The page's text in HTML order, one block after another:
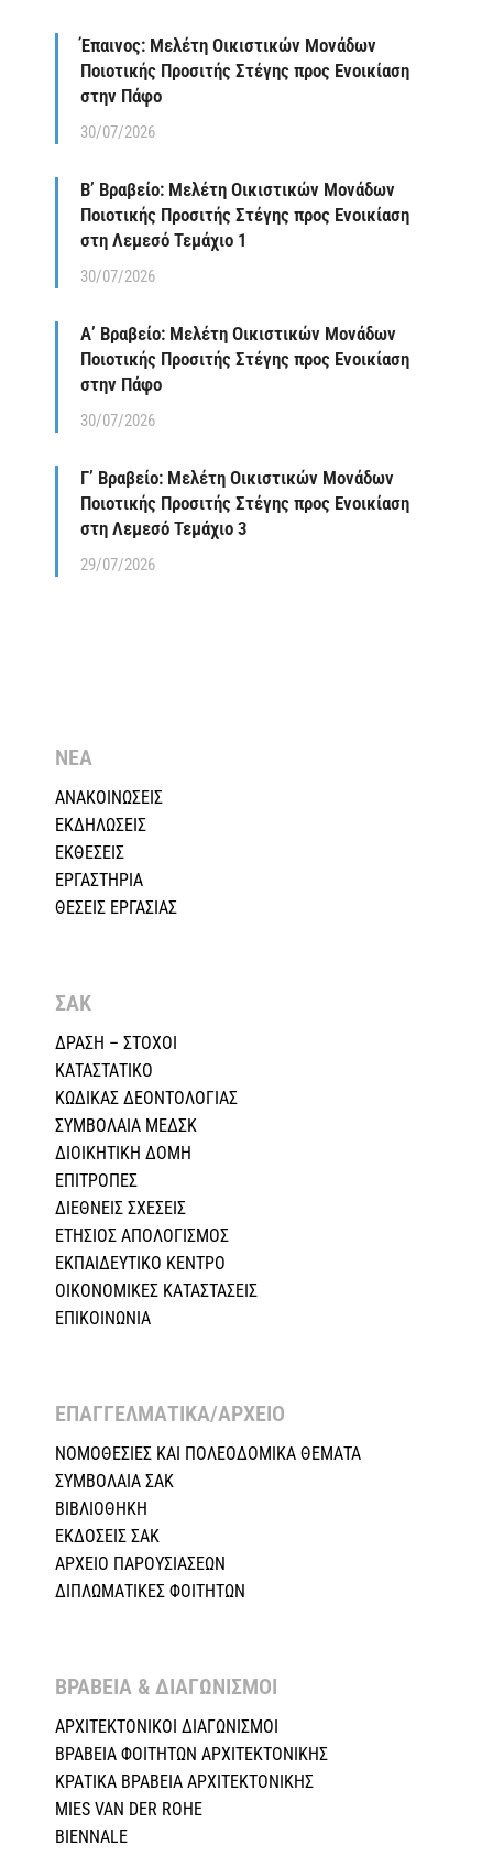
Έπαινος: Μελέτη Οικιστικών Μονάδων
Ποιοτικής Προσιτής Στέγης προς Ενοικίαση
στην Πάφο
30/07/2026
Β’ Βραβείο: Μελέτη Οικιστικών Μονάδων
Ποιοτικής Προσιτής Στέγης προς Ενοικίαση
στη Λεμεσό Τεμάχιο 1
30/07/2026
Α’ Βραβείο: Μελέτη Οικιστικών Μονάδων
Ποιοτικής Προσιτής Στέγης προς Ενοικίαση
στην Πάφο
30/07/2026
Γ’ Βραβείο: Μελέτη Οικιστικών Μονάδων
Ποιοτικής Προσιτής Στέγης προς Ενοικίαση
στη Λεμεσό Τεμάχιο 3
29/07/2026
ΝΕΑ
ΑΝΑΚΟΙΝΩΣΕΙΣ
ΕΚΔΗΛΩΣΕΙΣ
ΕΚΘΕΣΕΙΣ
ΕΡΓΑΣΤΗΡΙΑ
ΘΕΣΕΙΣ ΕΡΓΑΣΙΑΣ
ΣΑΚ
ΔΡΑΣΗ – ΣΤΟΧΟΙ
ΚΑΤΑΣΤΑΤΙΚΟ
ΚΩΔΙΚΑΣ ΔΕΟΝΤΟΛΟΓΙΑΣ
ΣΥΜΒΟΛΑΙΑ ΜΕΔΣΚ
ΔΙΟΙΚΗΤΙΚΗ ΔΟΜΗ
ΕΠΙΤΡΟΠΕΣ
ΔΙΕΘΝΕΙΣ ΣΧΕΣEIΣ
ΕΤΗΣΙΟΣ ΑΠΟΛΟΓΙΣΜΟΣ
ΕΚΠΑΙΔΕΥΤΙΚΟ ΚΕΝΤΡΟ
ΟΙΚΟΝΟΜΙΚΕΣ ΚΑΤΑΣΤΑΣΕΙΣ
ΕΠΙΚΟΙΝΩΝΙΑ
ΕΠΑΓΓΕΛΜΑΤΙΚΑ/ΑΡΧΕΙΟ ​
ΝΟΜΟΘΕΣΙΕΣ KAI ΠΟΛΕΟΔΟΜΙΚΑ ΘΕΜΑΤΑ
ΣΥΜΒΟΛΑΙΑ ΣΑΚ
ΒΙΒΛΙΟΘΗΚΗ
ΕΚΔΟΣΕΙΣ ΣΑΚ
ΑΡΧΕΙΟ ΠΑΡΟΥΣΙΑΣΕΩΝ
ΔΙΠΛΩΜΑΤΙΚΕΣ ΦΟΙΤΗΤΩΝ
ΒΡΑΒΕΙΑ & ΔΙΑΓΩΝΙΣΜΟΙ ​
ΑΡΧΙΤΕΚΤΟΝΙΚΟΙ ΔΙΑΓΩΝΙΣΜΟΙ
ΒΡΑΒΕΙΑ ΦΟΙΤΗΤΩΝ ΑΡΧΙΤΕΚΤΟΝΙΚΗΣ
ΚΡΑΤΙΚΑ ΒΡΑΒΕΙΑ ΑΡΧΙΤΕΚΤΟΝΙΚΗΣ
MIES VAN DER ROHE
BIENNALE